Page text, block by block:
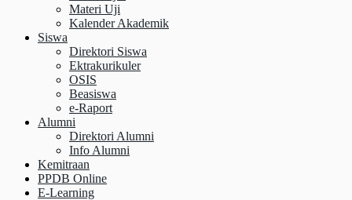
Materi Uji
Kalender Akademik
Siswa
Direktori Siswa
Ektrakurikuler
OSIS
Beasiswa
e-Raport
Alumni
Direktori Alumni
Info Alumni
Kemitraan
PPDB Online
E-Learning